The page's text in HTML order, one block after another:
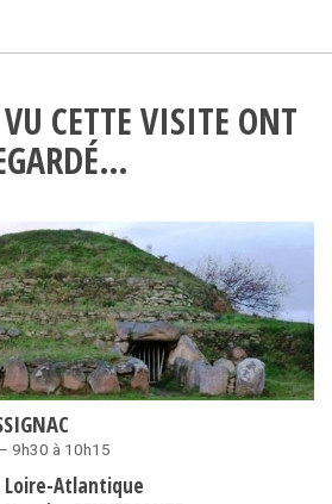
CETTE VISITE ONT
9h30 à 10h15
Loire-Atlantique